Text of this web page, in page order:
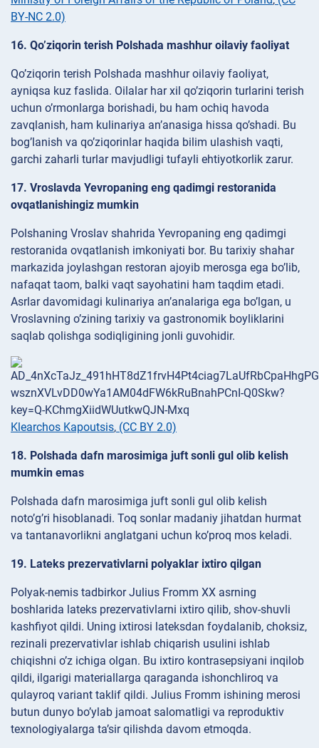
BY-NC 2.0)
16. Qo’ziqorin terish Polshada mashhur oilaviy faoliyat
Qo’ziqorin terish Polshada mashhur oilaviy faoliyat,
ayniqsa kuz faslida. Oilalar har xil qo’ziqorin turlarini terish
uchun o’rmonlarga borishadi, bu ham ochiq havoda
zavqlanish, ham kulinariya an’anasiga hissa qo’shadi. Bu
bog’lanish va qo’ziqorinlar haqida bilim ulashish vaqti,
garchi zaharli turlar mavjudligi tufayli ehtiyotkorlik zarur.
17. Vroslavda Yevropaning eng qadimgi restoranida
ovqatlanishingiz mumkin
Polshaning Vroslav shahrida Yevropaning eng qadimgi
restoranida ovqatlanish imkoniyati bor. Bu tarixiy shahar
markazida joylashgan restoran ajoyib merosga ega bo’lib,
nafaqat taom, balki vaqt sayohatini ham taqdim etadi.
Asrlar davomidagi kulinariya an’analariga ega bo’lgan, u
Vroslavning o’zining tarixiy va gastronomik boyliklarini
saqlab qolishga sodiqligining jonli guvohidir.
Klearchos Kapoutsis, (CC BY 2.0)
18. Polshada dafn marosimiga juft sonli gul olib kelish
mumkin emas
Polshada dafn marosimiga juft sonli gul olib kelish
noto’g’ri hisoblanadi. Toq sonlar madaniy jihatdan hurmat
va tantanavorlikni anglatgani uchun ko’proq mos keladi.
19. Lateks prezervativlarni polyaklar ixtiro qilgan
Polyak-nemis tadbirkor Julius Fromm XX asrning
boshlarida lateks prezervativlarni ixtiro qilib, shov-shuvli
kashfiyot qildi. Uning ixtirosi lateksdan foydalanib, choksiz,
rezinali prezervativlar ishlab chiqarish usulini ishlab
chiqishni o’z ichiga olgan. Bu ixtiro kontrasepsiyani inqilob
qildi, ilgarigi materiallarga qaraganda ishonchliroq va
qulayroq variant taklif qildi. Julius Fromm ishining merosi
butun dunyo bo’ylab jamoat salomatligi va reproduktiv
texnologiyalarga ta’sir qilishda davom etmoqda.